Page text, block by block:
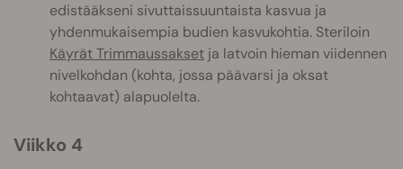
edistääkseni sivuttaissuuntaista kasvua ja
yhdenmukaisempia budien kasvukohtia. Steriloin
Käyrät Trimmaussakset ja latvoin hieman viidennen
nivelkohdan (kohta, jossa päävarsi ja oksat
kohtaavat) alapuolelta.
Viikko 4